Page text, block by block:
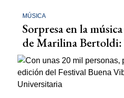
MÚSICA
Sorpresa en la
de Marilina